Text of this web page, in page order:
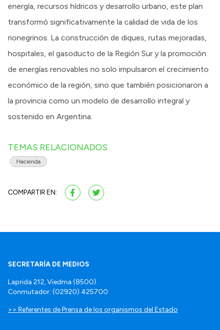
energía, recursos hídricos y desarrollo urbano, este plan
transformó significativamente la calidad de vida de los
rionegrinos. La construcción de diques, rutas mejoradas,
hospitales, el gasoducto de la Región Sur y la promoción
de energías renovables no solo impulsaron el crecimiento
económico de la región, sino que también posicionaron a
la provincia como un modelo de desarrollo integral y
sostenido en Argentina.
TEMAS RELACIONADOS
Hacienda
COMPARTIR EN:
SECRETARÍA DE MEDIOS
Laprida 212, Viedma (8500).
Conmutador: (02920) 425700
>> Referentes de Prensa de los organismos del Estado